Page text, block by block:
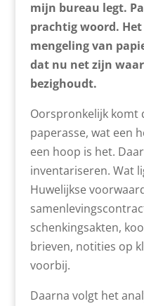
mijn bureau legt.
prachtig woord.
mengeling van
dat nu net zijn
bezighoudt.
Oorspronkelijk komt
paperasse, wat een
een hoop is het.
inventariseren. Wat
Huwelijkse
schenkingsakten,
brieven, notities op
voorbij.
Daarna volgt het